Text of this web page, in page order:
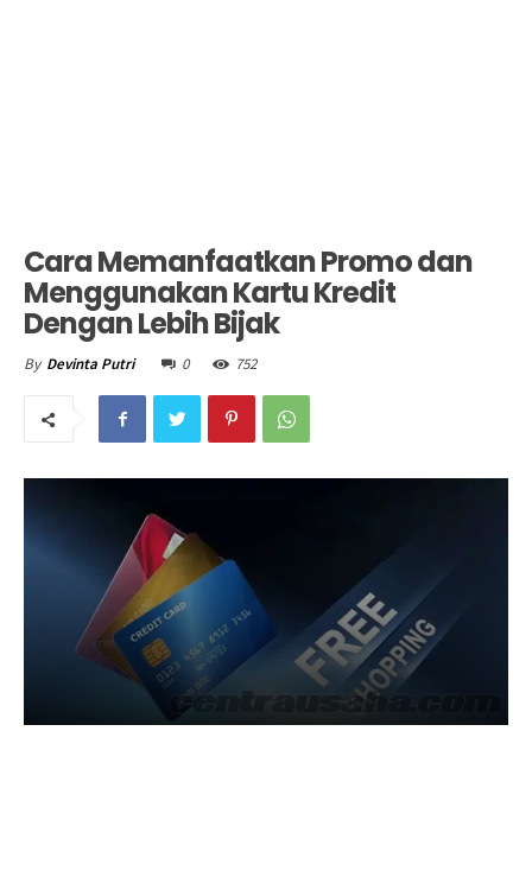
Cara Memanfaatkan Promo dan
Menggunakan Kartu Kredit
Dengan Lebih Bijak
By Devinta Putri 0 752